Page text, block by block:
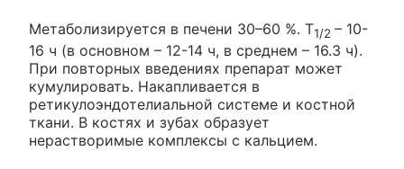
Метаболизируется в печени 30–60 %. T1/2 – 10-
16 ч (в основном – 12-14 ч, в среднем – 16.3 ч).
При повторных введениях препарат может
кумулировать. Накапливается в
ретикулоэндотелиальной системе и костной
ткани. В костях и зубах образует
нерастворимые комплексы с кальцием.